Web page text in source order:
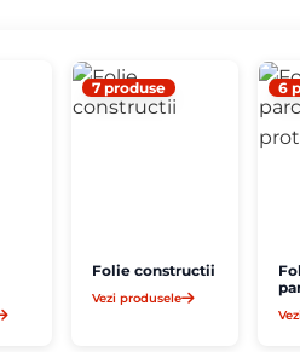
7 produse
Folie constructii
Vezi produsele
6